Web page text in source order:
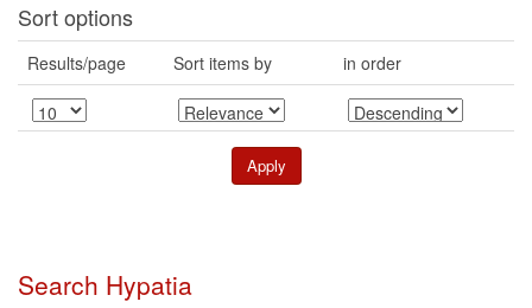
Sort options
Results/page Sort items by in order
Search Hypatia